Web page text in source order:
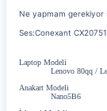
Ne yapmam gerekiyor
Ses:Conexant
Laptop Modeli
Lenovo 80qq /
Anakart Modeli
Nano5B6